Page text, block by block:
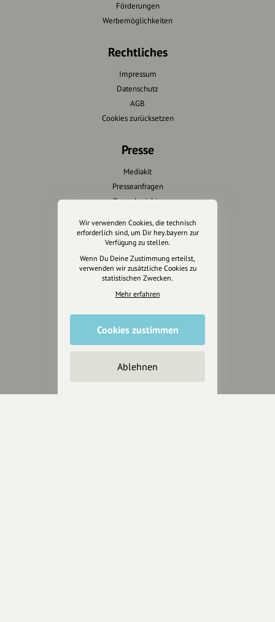
Förderungen
Werbemöglichkeiten
Rechtliches
Impressum
Datenschutz
AGB
Cookies zurücksetzen
Presse
Mediakit
Presseanfragen
Presseberichte
Wir unterstützen Euch
Fotografie & mehr
Marketing
Design & Branding
Anakin Design
Unterstütze
unsere Plattform
Wir verwenden Cookies, die technisch
erforderlich sind, um Dir hey.bayern zur
Verfügung zu stellen.
Wenn Du Deine Zustimmung erteilst,
verwenden wir zusätzliche Cookies zu
statistischen Zwecken.
Mehr erfahren
Cookies zustimmen
Ablehnen